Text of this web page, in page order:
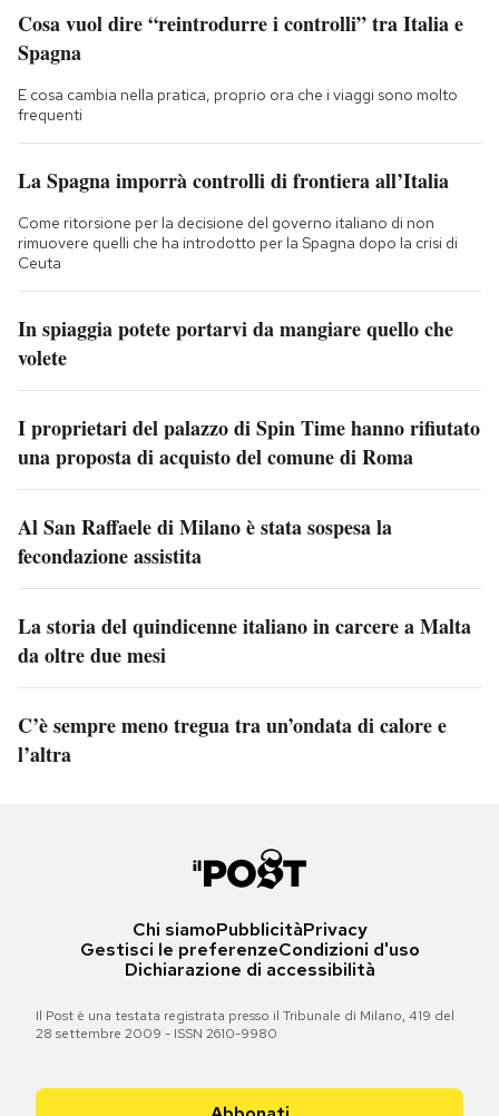
Cosa vuol dire “reintrodurre i controlli” tra Italia e
Spagna
E cosa cambia nella pratica, proprio ora che i viaggi sono molto
frequenti
La Spagna imporrà controlli di frontiera all’Italia
Come ritorsione per la decisione del governo italiano di non
rimuovere quelli che ha introdotto per la Spagna dopo la crisi di
Ceuta
In spiaggia potete portarvi da mangiare quello che
volete
I proprietari del palazzo di Spin Time hanno rifiutato
una proposta di acquisto del comune di Roma
Al San Raffaele di Milano è stata sospesa la
fecondazione assistita
La storia del quindicenne italiano in carcere a Malta
da oltre due mesi
C’è sempre meno tregua tra un’ondata di calore e
l’altra
Chi siamoPubblicitàPrivacy
Gestisci le preferenzeCondizioni d'uso
Dichiarazione di accessibilità
Il Post è una testata registrata presso il Tribunale di Milano, 419 del
28 settembre 2009 - ISSN 2610-9980